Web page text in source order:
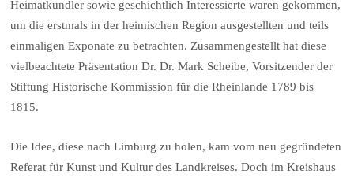
Heimatkundler sowie geschichtlich Interessierte waren gekommen,
um die erstmals in der heimischen Region ausgestellten und teils
einmaligen Exponate zu betrachten. Zusammengestellt hat diese
vielbeachtete Präsentation Dr. Dr. Mark Scheibe, Vorsitzender der
Stiftung Historische Kommission für die Rheinlande 1789 bis
1815.
Die Idee, diese nach Limburg zu holen, kam vom neu gegründeten
Referat für Kunst und Kultur des Landkreises. Doch im Kreishaus